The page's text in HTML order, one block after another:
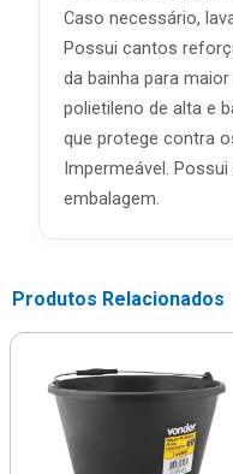
Caso necessário,
Possui cantos
da bainha para
polietileno de alta e
que protege contra
Impermeável.
embalagem.
Produtos Relacionados